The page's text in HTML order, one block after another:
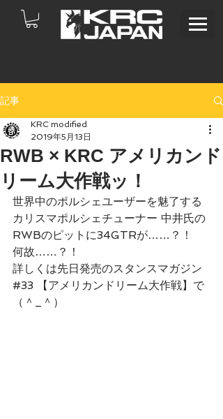
記事
RWB × KRC アメリカンド
リーム大作戦ッ！
KRC modified
2019年5月13日
世界中のポルシェユーザーを魅了する
カリスマポルシェチューナー 中井氏の
RWBのピットに34GTRが……？！
何故……？！
詳しくは先日発売のスタンスマガジン
#33 【アメリカンドリーム大作戦】で
（＾_＾）